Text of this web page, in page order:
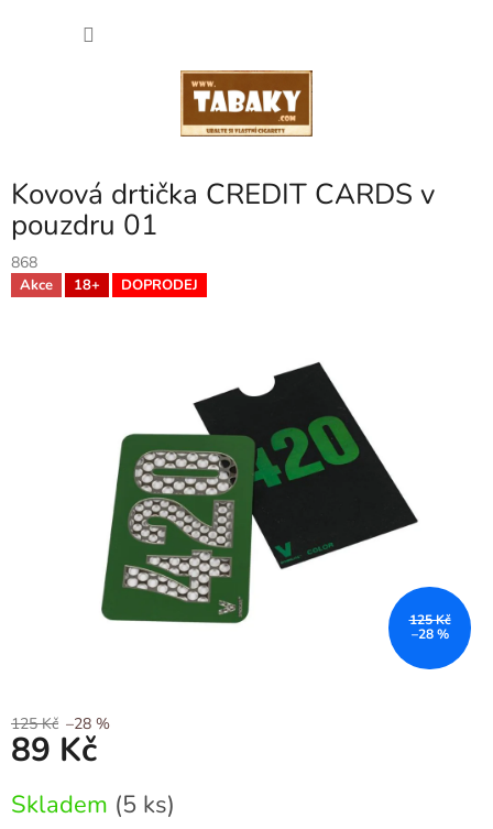
Kovová drtička CREDIT CARDS v
pouzdru 01
868
Akce 18+ DOPRODEJ
125 Kč
–28 %
125 Kč –28 %
89 Kč
cena:
Skladem (5 ks)